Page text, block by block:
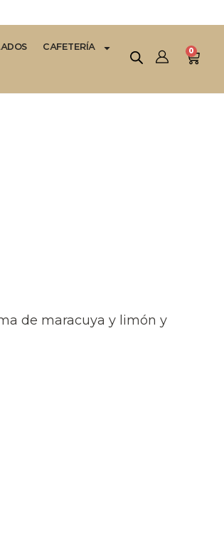
CAFETERÍA 0
de maracuya y limón y